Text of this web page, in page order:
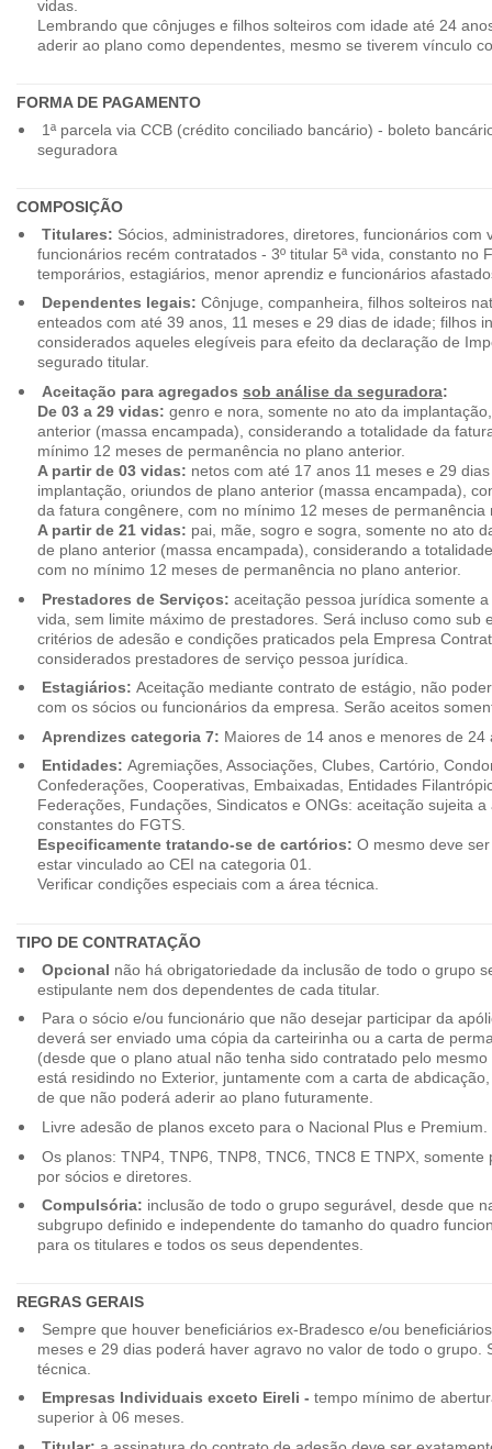
vidas.
Lembrando que cônjuges e filhos solteiros com idade até 24
aderir ao plano como dependentes, mesmo se tiverem vínculo
FORMA DE PAGAMENTO
1ª parcela via CCB (crédito conciliado bancário) - boleto
seguradora
COMPOSIÇÃO
Titulares: Sócios, administradores, diretores, funcionários com
funcionários recém contratados - 3º titular 5ª vida, constanto no
temporários, estagiários, menor aprendiz e funcionários
Dependentes legais: Cônjuge, companheira, filhos solteiros
enteados com até 39 anos, 11 meses e 29 dias de idade; filhos
considerados aqueles elegíveis para efeito da declaração de
segurado titular.
Aceitação para agregados sob análise da seguradora:
De 03 a 29 vidas: genro e nora, somente no ato da
anterior (massa encampada), considerando a totalidade da
mínimo 12 meses de permanência no plano anterior.
A partir de 03 vidas: netos com até 17 anos 11 meses e 29
implantação, oriundos de plano anterior (massa encampada),
da fatura congênere, com no mínimo 12 meses de permanência
A partir de 21 vidas: pai, mãe, sogro e sogra, somente no ato
de plano anterior (massa encampada), considerando a
com no mínimo 12 meses de permanência no plano anterior.
Prestadores de Serviços: aceitação pessoa jurídica somente a
vida, sem limite máximo de prestadores. Será incluso como sub
critérios de adesão e condições praticados pela Empresa
considerados prestadores de serviço pessoa jurídica.
Estagiários: Aceitação mediante contrato de estágio, não
com os sócios ou funcionários da empresa. Serão aceitos
Aprendizes categoria 7: Maiores de 14 anos e menores de 24
Entidades: Agremiações, Associações, Clubes, Cartório,
Confederações, Cooperativas, Embaixadas, Entidades
Federações, Fundações, Sindicatos e ONGs: aceitação sujeita
constantes do FGTS.
Especificamente tratando-se de cartórios: O mesmo deve
estar vinculado ao CEI na categoria 01.
Verificar condições especiais com a área técnica.
TIPO DE CONTRATAÇÃO
Opcional não há obrigatoriedade da inclusão de todo o grupo
estipulante nem dos dependentes de cada titular.
Para o sócio e/ou funcionário que não desejar participar da
deverá ser enviado uma cópia da carteirinha ou a carta de
(desde que o plano atual não tenha sido contratado pelo
está residindo no Exterior, juntamente com a carta de
de que não poderá aderir ao plano futuramente.
Livre adesão de planos exceto para o Nacional Plus e Premium.
Os planos: TNP4, TNP6, TNP8, TNC6, TNC8 E TNPX,
por sócios e diretores.
Compulsória: inclusão de todo o grupo segurável, desde que
subgrupo definido e independente do tamanho do quadro
para os titulares e todos os seus dependentes.
REGRAS GERAIS
Sempre que houver beneficiários ex-Bradesco e/ou
meses e 29 dias poderá haver agravo no valor de todo o grupo.
técnica.
Empresas Individuais exceto Eireli - tempo mínimo de
superior à 06 meses.